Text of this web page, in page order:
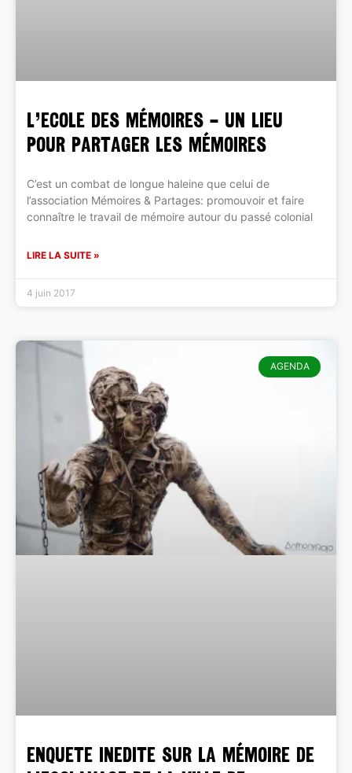
L’ECOLE DES MÉMOIRES – Un lieu
pour partager les mémoires
C’est un combat de longue haleine que celui de
l’association Mémoires & Partages: promouvoir et faire
connaître le travail de mémoire autour du passé colonial
LIRE LA SUITE »
4 juin 2017
AGENDA
ENQUETE INEDITE sur la mémoire de